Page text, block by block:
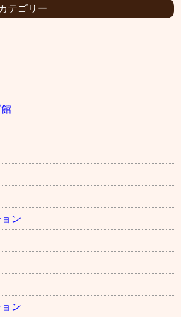
テゴリー
ン
ン